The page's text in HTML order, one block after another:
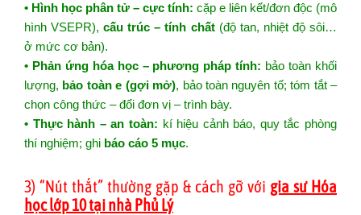
• Hình học phân tử – cực tính: cặp e liên kết/đơn độc (mô
hình VSEPR),cấu trúc – tính chất(độ tan, nhiệt độ sôi…
ở mức cơ bản).
• Phản ứng hóa học – phương pháp tính: bảo toàn khối
lượng, bảo toàn e (gợi mở), bảo toàn nguyên tố; tóm tắt –
chọn công thức – đổi đơn vị – trình bày.
• Thực hành – an toàn: kí hiệu cảnh báo, quy tắc phòng
thí nghiệm; ghi báo cáo 5 mục.
3) “Nút thắt” thường gặp & cách gỡ với gia sư Hóa
học lớp 10 tại nhà Phủ Lý